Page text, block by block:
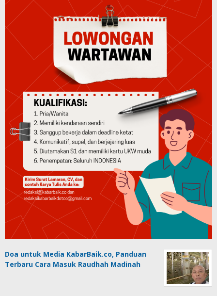
Doa untuk Media KabarBaik.co, Panduan
Terbaru Cara Masuk Raudhah Madinah